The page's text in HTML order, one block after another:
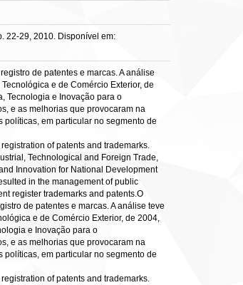
22-29, 2010. Disponível em:
de patentes e marcas. A análise
e de Comércio Exterior, de
Tecnologia e Inovação para o
e as melhorias que provocaram na
em particular no segmento de
of patents and trademarks.
Technological and Foreign Trade,
Innovation for National Development
in the management of public
register trademarks and patents.O
de patentes e marcas. A análise teve
e de Comércio Exterior, de 2004,
e Inovação para o
e as melhorias que provocaram na
em particular no segmento de
of patents and trademarks.